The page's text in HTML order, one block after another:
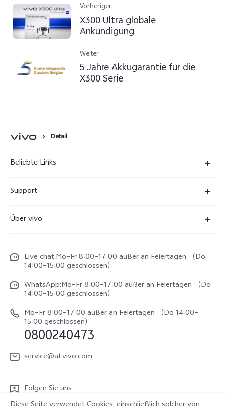
Vorheriger
X300 Ultra globale
Ankündigung
Weiter
5 Jahre Akkugarantie für die
X300 Serie
Detail
Beliebte Links
X300
V70
V70 FE
Y31e 5G
vivo Buds Air3
Support
Funtouch OS
IMEI-Authentifizierung
System Verbesserung
Reparaturerfassung
Benutzerhandbuch
Log aktualisieren
LUTs für Log-Wiederherstellung
Über vivo
Impressum
Rechtliche Hinweise
vivo Datenschutzcenter
Live chat:Mo–Fr 8:00–17:00 außer an Feiertagen （Do
14:00–15:00 geschlossen）
WhatsApp:Mo–Fr 8:00–17:00 außer an Feiertagen （Do
14:00–15:00 geschlossen）
Mo–Fr 8:00–17:00 außer an Feiertagen （Do 14:00–
15:00 geschlossen）
0800240473
service@at.vivo.com
Folgen Sie uns